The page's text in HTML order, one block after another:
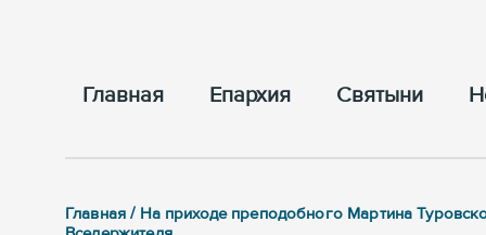
Главная Епархия Cвятыни
Главная / На приходе преподобного Мартина